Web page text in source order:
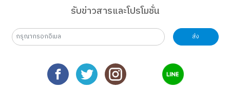
รับข่าวสารและโปรโมชั่น
เว็บไซต์นี้ใช้คุกกี้
เราใช้คุกกี้เพื่อเพิ่มประสบการณ์ที่ดีในการใช้เว็บไซต์ แสดงเนื้อหาและโฆษณาให้
คลิก “การตั้งค่าคุกกี้”
นโยบายคุกกี้